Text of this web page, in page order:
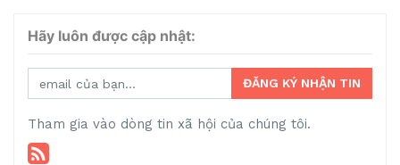
Hãy luôn được cập nhật:
ĐĂNG KÝ NHẬN TIN
Tham gia vào dòng tin xã hội của chúng tôi.